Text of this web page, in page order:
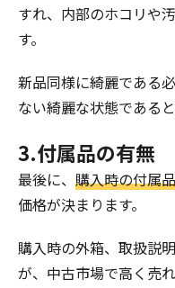
すれ、内部のホコリや
す。
新品同様に綺麗である
ない綺麗な状態である
3.付属品の有無
最後に、 購入時の付属
価格が決まります。
購入時の外箱、取扱説
が、中古市場で高く売